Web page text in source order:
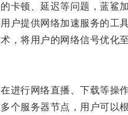
顿、延迟等问题，蓝鲨加
提供网络加速服务的工具
将用户的网络信号优化至
行网络直播、下载等操
服务器节点，用户可以